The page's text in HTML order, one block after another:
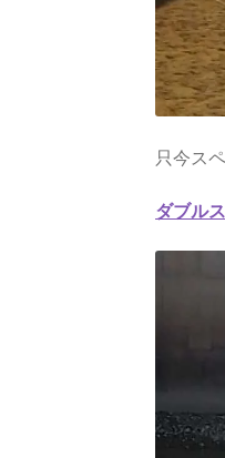
只今ス
ダブル